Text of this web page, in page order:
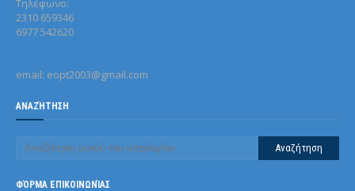
Τηλέφωνo:
2310 659346
6977 542620
email: eopt2003@gmail.com
ΑΝΑΖΉΤΗΣΗ
ΦΌΡΜΑ ΕΠΙΚΟΙΝΩΝΊΑΣ